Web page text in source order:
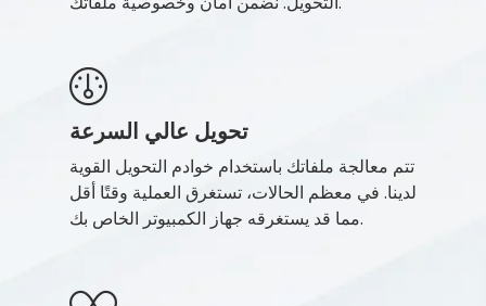
تحويل عالي السرعة
تتم معالجة ملفاتك باستخدام خوادم التحويل القوية
لدينا. في معظم الحالات، تستغرق العملية وقتًا أقل
مما قد يستغرقه جهاز الكمبيوتر الخاص بك.